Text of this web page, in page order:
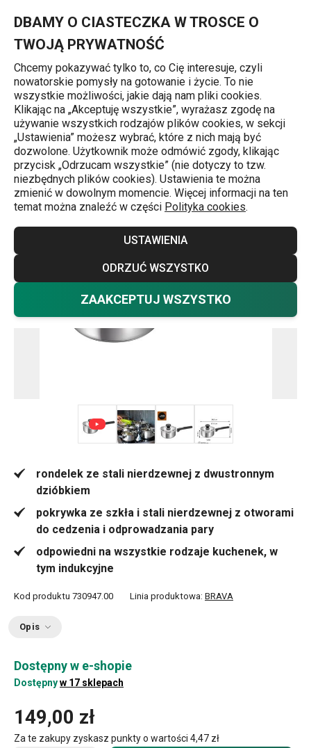
DBAMY O CIASTECZKA W TROSCE O
TWOJĄ PRYWATNOŚĆ
Chcemy pokazywać tylko to, co Cię interesuje, czyli
nowatorskie pomysły na gotowanie i życie. To nie
wszystkie możliwości, jakie dają nam pliki cookies.
Klikając na „Akceptuję wszystkie”, wyrażasz zgodę na
używanie wszystkich rodzajów plików cookies, w sekcji
„Ustawienia” możesz wybrać, które z nich mają być
dozwolone. Użytkownik może odmówić zgody, klikając
przycisk „Odrzucam wszystkie” (nie dotyczy to tzw.
niezbędnych plików cookies). Ustawienia te można
zmienić w dowolnym momencie. Więcej informacji na ten
temat można znaleźć w części Polityka cookies.
USTAWIENIA
ODRZUĆ WSZYSTKO
ZAAKCEPTUJ WSZYSTKO
Rondelki
Rondelek BRAVA z dwustronnym
dzióbkiem i pokrywką ø 16 cm, 1,25 l
rondelek ze stali nierdzewnej z dwustronnym
dzióbkiem
pokrywka ze szkła i stali nierdzewnej z otworami
do cedzenia i odprowadzania pary
odpowiedni na wszystkie rodzaje kuchenek, w
tym indukcyjne
Kod produktu 730947.00 Linia produktowa: BRAVA
Opis
Dostępny w e-shopie
Dostępnyw 17 sklepach
149,00 zł
Za te zakupy zyskasz punkty o wartości 4,47 zł